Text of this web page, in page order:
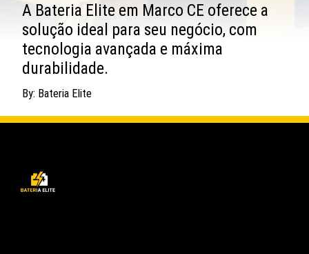
A Bateria Elite em Marco CE oferece a
solução ideal para seu negócio, com
tecnologia avançada e máxima
durabilidade.
By: Bateria Elite